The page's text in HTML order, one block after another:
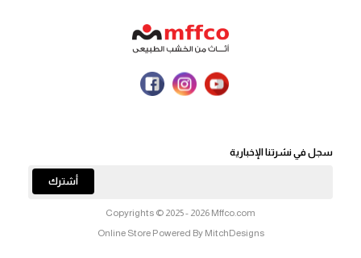
سجل في نشرتنا الإخبارية
أشترك
Copyrights © 2025 - 2026 Mffco.com
Online Store Powered By MitchDesigns